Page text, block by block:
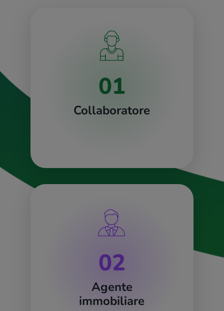
01
Collaboratore
02
Agente
immobiliare